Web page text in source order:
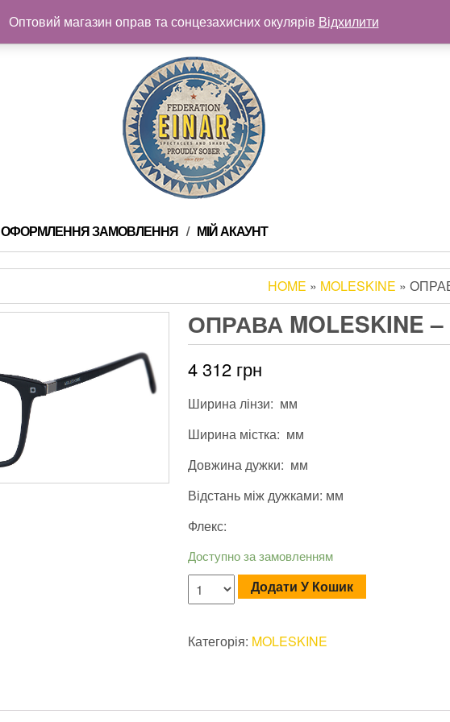
ОФОРМЛЕННЯ ЗАМОВЛЕННЯ МІЙ АКАУНТ
HOME » MOLESKINE »
ОПРАВА MOLESKINE –
4 312 грн
Ширина лінзи: мм
Ширина містка: мм
Довжина дужки: мм
Відстань між дужками: мм
Флекс:
Доступно за замовленням
Додати У Кошик
Категорія: MOLESKINE
Оптовий магазин оправ та сонцезахисних окулярів Відхилити